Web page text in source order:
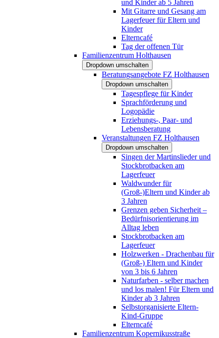
und Kinder ab 5 Jahren
Mit Gitarre und Gesang am
Lagerfeuer für Eltern und
Kinder
Elterncafé
Tag der offenen Tür
Familienzentrum Holthausen
Dropdown umschalten
Beratungsangebote FZ Holthausen
Dropdown umschalten
Tagespflege für Kinder
Sprachförderung und
Logopädie
Erziehungs-, Paar- und
Lebensberatung
Veranstaltungen FZ Holthausen
Dropdown umschalten
Singen der Martinslieder und
Stockbrotbacken am
Lagerfeuer
Waldwunder für
(Groß-)Eltern und Kinder ab
3 Jahren
Grenzen geben Sicherheit –
Bedürfnisorientierung im
Alltag leben
Stockbrotbacken am
Lagerfeuer
Holzwerken - Drachenbau für
(Groß-) Eltern und Kinder
von 3 bis 6 Jahren
Naturfarben - selber machen
und los malen! Für Eltern und
Kinder ab 3 Jahren
Selbstorganisierte Eltern-
Kind-Gruppe
Elterncafé
Familienzentrum Kopernikusstraße